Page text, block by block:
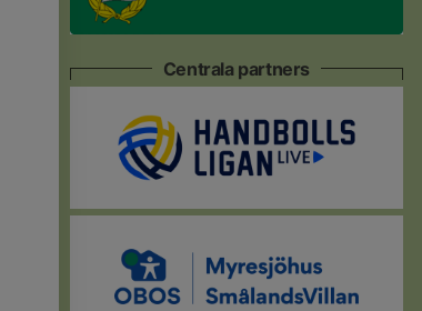
Centrala partners